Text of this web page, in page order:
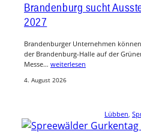
Brandenburg sucht
2027
Brandenburger Unternehmen
der Brandenburg-Halle auf der
Messe… weiterlesen
4. August 2026
Lübben